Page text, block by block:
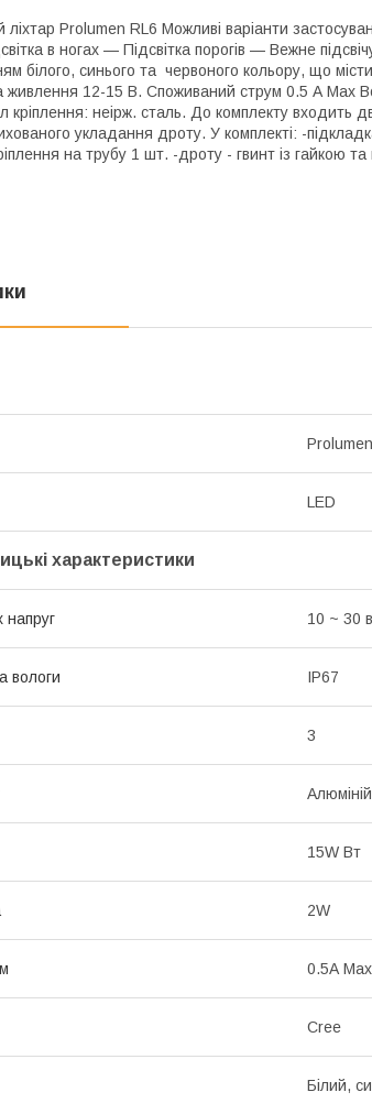
Prolumen RL6 Можливі варіанти
в ногах — Підсвітка порогів — Вежне
білого, синього та червоного кольору, що
живлення 12-15 В. Споживаний струм 0.5 А Max
кріплення: неірж. сталь. До комплекту входить
укладання дроту. У комплекті: -
на трубу 1 шт. -дроту - гвинт із гайкою
Prolumen
LED
характеристики
напруг 10 ~ 30
вологи IP67
3
Алюміній
15W Вт
2W
0.5А Max
Cree
Білий,